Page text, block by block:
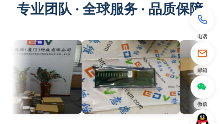
专业团队 · 全球服务 · 品质保障
电话
邮箱
微信